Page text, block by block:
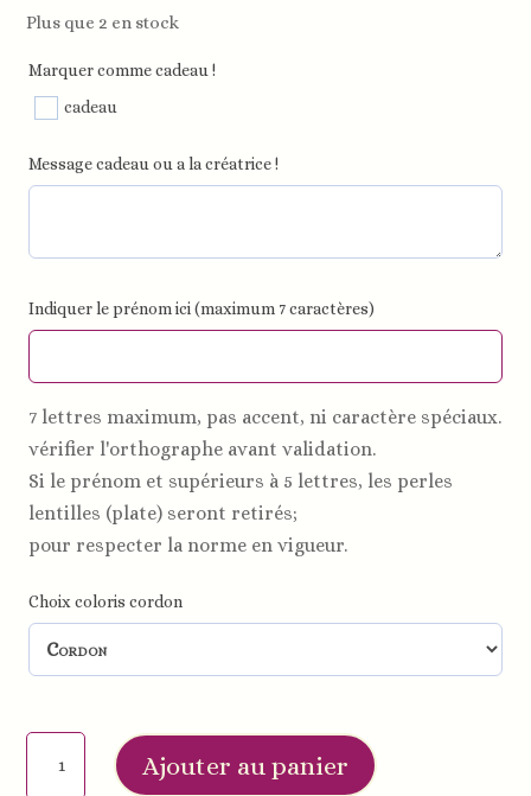
Plus que 2 en stock
Marquer comme cadeau !
cadeau
Message cadeau ou a la créatrice !
Indiquer le prénom ici (maximum 7 caractères)
7 lettres maximum, pas accent, ni caractère spéciaux.
vérifier l'orthographe avant validation.
Si le prénom et supérieurs à 5 lettres, les perles
lentilles (plate) seront retirés;
pour respecter la norme en vigueur.
Choix coloris cordon
Ajouter au panier